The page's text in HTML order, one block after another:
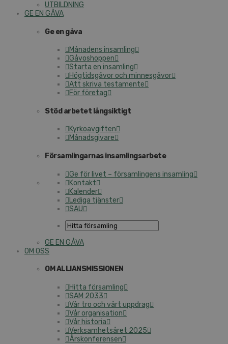
UT­BILD­NING
GE EN GÅVA
Ge en gåva
Månadens insamling
Gå­voshop­pen
Starta en insamling
Hög­tids­gå­vor och min­nes­gå­vor
Att skriva tes­ta­men­te
För företag
Stöd arbetet lång­sik­tigt
Kyr­ko­av­gif­ten
Må­nads­gi­va­re
För­sam­ling­ar­nas in­sam­lings­ar­be­te
Ge för livet – för­sam­ling­ens insamling
Kontakt
Kalender
Lediga tjänster
SAU
GE EN GÅVA
OM OSS
OM AL­LI­ANS­MIS­SIO­NEN
Hitta för­sam­ling
SAM 2033
Vår tro och vårt uppdrag
Vår or­ga­ni­sa­tion
Vår historia
Verk­sam­hets­å­ret 2025
Års­kon­fe­ren­sen